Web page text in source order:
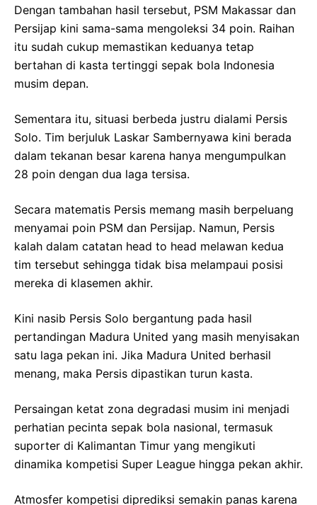
Dengan tambahan hasil tersebut, PSM Makassar dan
Persijap kini sama-sama mengoleksi 34 poin. Raihan
itu sudah cukup memastikan keduanya tetap
bertahan di kasta tertinggi sepak bola Indonesia
musim depan.
Sementara itu, situasi berbeda justru dialami Persis
Solo. Tim berjuluk Laskar Sambernyawa kini berada
dalam tekanan besar karena hanya mengumpulkan
28 poin dengan dua laga tersisa.
Secara matematis Persis memang masih berpeluang
menyamai poin PSM dan Persijap. Namun, Persis
kalah dalam catatan head to head melawan kedua
tim tersebut sehingga tidak bisa melampaui posisi
mereka di klasemen akhir.
Kini nasib Persis Solo bergantung pada hasil
pertandingan Madura United yang masih menyisakan
satu laga pekan ini. Jika Madura United berhasil
menang, maka Persis dipastikan turun kasta.
Persaingan ketat zona degradasi musim ini menjadi
perhatian pecinta sepak bola nasional, termasuk
suporter di Kalimantan Timur yang mengikuti
dinamika kompetisi Super League hingga pekan akhir.
Atmosfer kompetisi diprediksi semakin panas karena